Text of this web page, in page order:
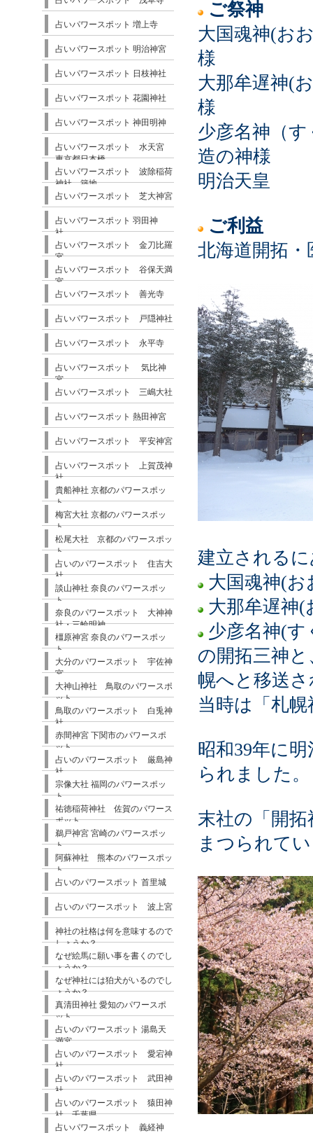
ご祭神
大国魂神(お
様
大那牟遅神(
様
少彦名神（
造の神様
明治天皇
ご利益
北海道開拓・
建立される
大国魂神(
大那牟遅神
少彦名神(
の開拓三神
幌へと移送
当時は「札
昭和39年に
られました。
末社の「開
まつられて
占いパワースポット 増上寺
占いパワースポット 明治神宮
占いパワースポット 日枝神社
占いパワースポット 花園神社
占いパワースポット 神田明神
占いパワースポット 水天宮
東京都日本橋
占いパワースポット 波除稲荷
神社 築地
占いパワースポット 芝大神宮
占いパワースポット 羽田神
社
占いパワースポット 金刀比羅
宮
占いパワースポット 谷保天満
宮
占いパワースポット 善光寺
占いパワースポット 戸隠神社
占いパワースポット 永平寺
占いパワースポット 気比神
宮
占いパワースポット 三嶋大社
占いパワースポット 熱田神宮
占いパワースポット 平安神宮
占いパワースポット 上賀茂神
社
貴船神社 京都のパワースポッ
ト
梅宮大社 京都のパワースポッ
ト
松尾大社 京都のパワースポッ
ト
占いのパワースポット 住吉大
社
談山神社 奈良のパワースポッ
ト
奈良のパワースポット 大神神
社・三輪明神
橿原神宮 奈良のパワースポッ
ト
大分のパワースポット 宇佐神
宮
大神山神社 鳥取のパワースポ
ット
鳥取のパワースポット 白兎神
社
赤間神宮 下関市のパワースポ
ット
占いのパワースポット 厳島神
社
宗像大社 福岡のパワースポッ
ト
祐徳稲荷神社 佐賀のパワース
ポット
鵜戸神宮 宮崎のパワースポッ
ト
阿蘇神社 熊本のパワースポッ
ト
占いのパワースポット 首里城
占いのパワースポット 波上宮
神社の社格は何を意味するので
しょうか？
なぜ絵馬に願い事を書くのでし
ょうか？
なぜ神社には狛犬がいるのでし
ょうか？
真清田神社 愛知のパワースポ
ット
占いのパワースポット 湯島天
満宮
占いのパワースポット 愛宕神
社
占いのパワースポット 武田神
社
占いのパワースポット 猿田神
社 千葉県
占いパワースポット 義経神